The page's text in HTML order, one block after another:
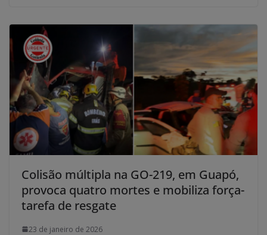
Colisão múltipla na GO-219, em Guapó,
provoca quatro mortes e mobiliza força-
tarefa de resgate
23 de janeiro de 2026